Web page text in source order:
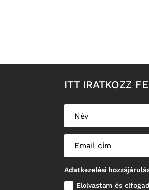
ITT IRATKOZZ
Adatkezelési
Elolvastam és